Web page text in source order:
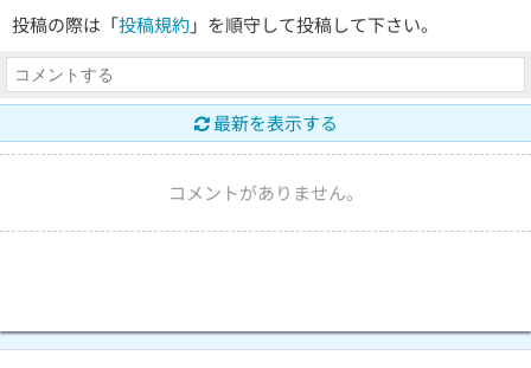
投稿の際は「投稿規約 」を順守して投稿して下さい。
最新を表示する
コメントがありません。